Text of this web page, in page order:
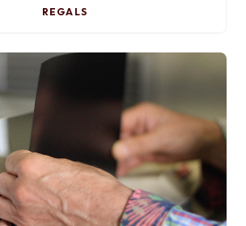
REGALS